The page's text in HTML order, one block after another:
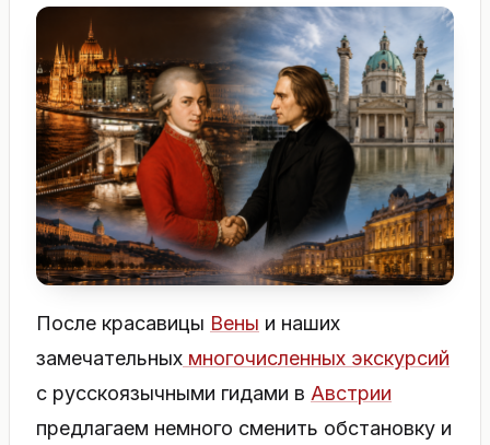
После красавицы Вены и наших
замечательных многочисленных экскурсий
с русскоязычными гидами в Австрии
предлагаем немного сменить обстановку и